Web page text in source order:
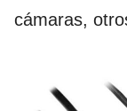
cámaras,